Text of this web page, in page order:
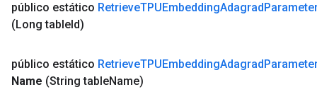
público estático RetrieveTPUEmbeddingAdagrad
(Long tableId)
público estático RetrieveTPUEmbeddingAdagrad
Name (String tableName)